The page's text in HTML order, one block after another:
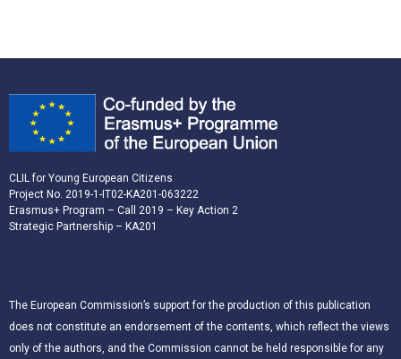
CLIL for Young European Citizens
Project No. 2019-1-IT02-KA201-063222
Erasmus+ Program – Call 2019 – Key Action 2
Strategic Partnership – KA201
The European Commission’s support for the production of this publication
does not constitute an endorsement of the contents, which reflect the views
only of the authors, and the Commission cannot be held responsible for any